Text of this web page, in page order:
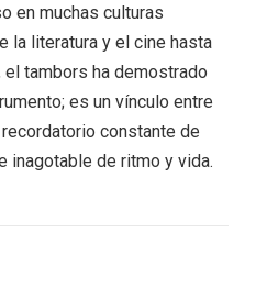
en muchas culturas
la literatura y el cine hasta
tambors ha demostrado
es un vínculo entre
constante de
inagotable de ritmo y vida.